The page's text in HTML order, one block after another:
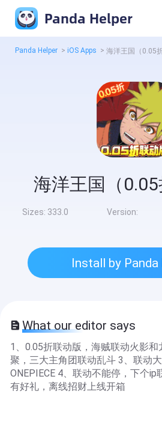
Panda Helper
Panda Helper > iOS Apps > 海洋王国（0.05
Sizes: 333.0 Version:
Install by Panda
What our editor says
1、0.05折联动版，海贼联动火影
聚，三大主角团联动乱斗 3、联动
ONEPIECE 4、联动不能停，下个
有好礼，离线招财上线开箱